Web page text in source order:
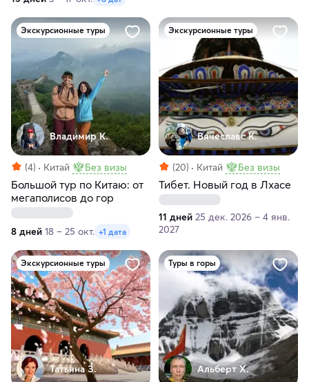
Экскурсионные туры
Владимир К.
(4) Китай Без визы
Большой тур по Китаю: от
мегаполисов до гор
8 дней 18 – 25 окт. +1 дата
Экскурсионные туры
Вячеславс К.
(20) Китай Без визы
Тибет. Новый год в Лхасе
11 дней 25 дек. 2026 – 4 янв.
2027
Экскурсионные туры
Татьяна З.
Туры в горы
Альберт Х.